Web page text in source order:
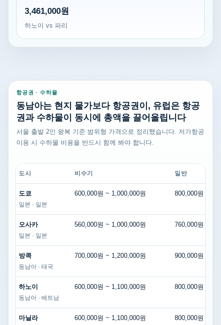
3,461,000원
하노이 vs 파리
항공권 · 수하물
동남아는 현지 물가보다 항공권이, 유럽은 항공
권과 수하물이 동시에 총액을 끌어올립니다
서울 출발 2인 왕복 기준 범위형 가격으로 정리했습니다. 저가항공
이용 시 수하물 비용을 반드시 함께 봐야 합니다.
도시 비수기 일반
도쿄
일본 · 일본
600,000원 ~ 1,000,000원 800,000원 ~
오사카
일본 · 일본
560,000원 ~ 1,000,000원 760,000원 ~
방콕
동남아 · 태국
700,000원 ~ 1,200,000원 900,000원 ~
하노이
동남아 · 베트남
600,000원 ~ 1,100,000원 800,000원 ~
마닐라 600,000원 ~ 1,100,000원 800,000원 ~